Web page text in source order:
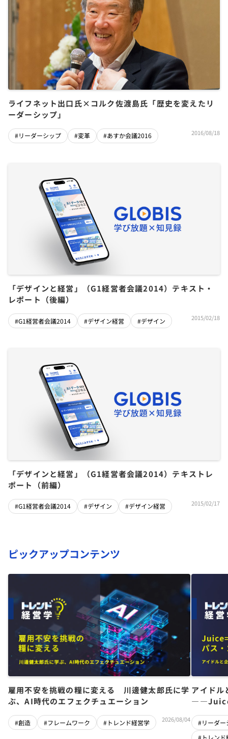
ライフネット出口氏×コルク佐渡島氏「歴史を変えたリ
ーダーシップ」
#リーダーシップ #変革 #あすか会議2016 2016/08/18
「デザインと経営」（G1経営者会議2014）テキスト・
レポート（後編）
#G1経営者会議2014 #デザイン経営 #デザイン 2015/02/18
「デザインと経営」（G1経営者会議2014）テキストレ
ポート（前編）
#G1経営者会議2014 #デザイン #デザイン経営 2015/02/17
ピックアップコンテンツ
雇用不安を挑戦の糧に変える 川邊健太郎氏に学
ぶ、AI時代のエフェクチュエーション
#創造 #フレームワーク #トレンド経営学 2026/08/04
アイドル
チーム
#リーダー